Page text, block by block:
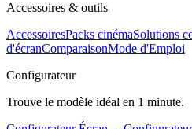
Accessoires & outils
AccessoiresPacks cinémaSolutions
d'écranComparaisonMode d'Emploi
Configurateur
Trouve le modèle idéal en 1 minute.